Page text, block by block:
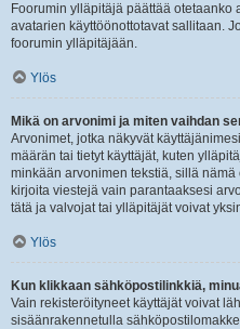
Foorumin ylläpitäjä päättää otetaanko
avatarien käyttöönottotavat sallitaan.
foorumin ylläpitäjään.
Ylös
Mikä on arvonimi ja miten vaihdan
Arvonimet, jotka näkyvät
määrän tai tietyt käyttäjät, kuten
minkään arvonimen tekstiä, sillä
kirjoita viestejä vain parantaaksesi
tätä ja valvojat tai ylläpitäjät voivat
Ylös
Kun klikkaan sähköpostilinkkiä,
Vain rekisteröityneet käyttäjät voivat
sisäänrakennetulla